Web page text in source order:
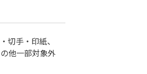
切手・印紙、
他一部対象外